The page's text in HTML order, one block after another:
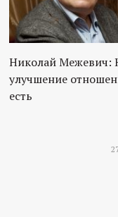
Николай Межевич:
улучшение
есть